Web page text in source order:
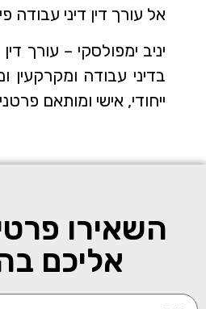
אל עורך דין דיני עבודה
יניב ימפולסקי – עורך
בדיני עבודה ומקרקעין
ייחודי, אישי ומותאם
השאירו
אליכם